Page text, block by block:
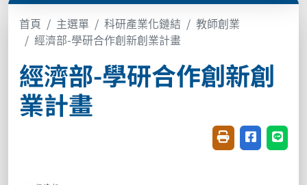
首頁 主選單 科研產業化鏈結
教師創業
經濟部-學研合作創新創業計畫
經濟部-學研合作創新創
業計畫
友善列印(開新視
分享至臉書
分享